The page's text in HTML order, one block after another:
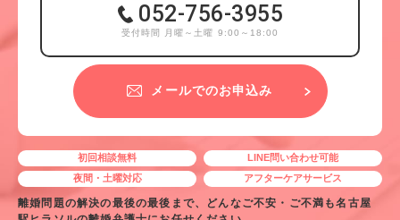
052-756-3955
受付時間 月曜～土曜 9:00～18:00
メールでのお申込み
初回相談無料
LINE問い合わせ可能
夜間・土曜対応
アフターケアサービス
離婚問題の解決の最後の最後まで、どんなご不安・ご不満も名古屋